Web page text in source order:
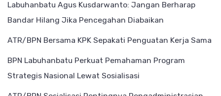
Labuhanbatu Agus Kusdarwanto: Jangan Berharap
Bandar Hilang Jika Pencegahan Diabaikan
ATR/BPN Bersama KPK Sepakati Penguatan Kerja Sama
BPN Labuhanbatu Perkuat Pemahaman Program
Strategis Nasional Lewat Sosialisasi